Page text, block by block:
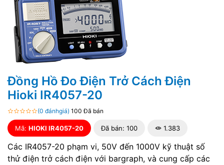
Đồng Hồ Đo Điện Trở Cách Điện
Hioki IR4057-20
(0 đánhgiá) 100 Đã bán
Mã: HIOKI IR4057-20 Đã bán: 100 1.383
Các IR4057-20 phạm vi, 50V đến 1000V kỹ thuật số
thử điện trở cách điện với bargraph, và cung cấp các